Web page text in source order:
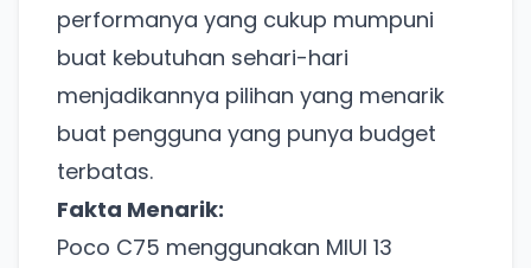
performanya yang cukup mumpuni
buat kebutuhan sehari-hari
menjadikannya pilihan yang menarik
buat pengguna yang punya budget
terbatas.
Fakta Menarik:
Poco C75 menggunakan MIUI 13